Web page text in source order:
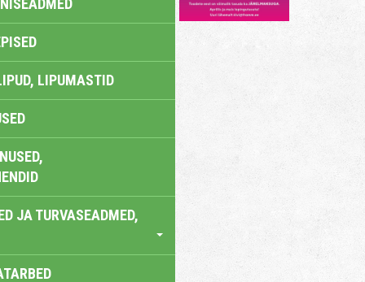
LIPUMASTID
JA TURVASEADMED,